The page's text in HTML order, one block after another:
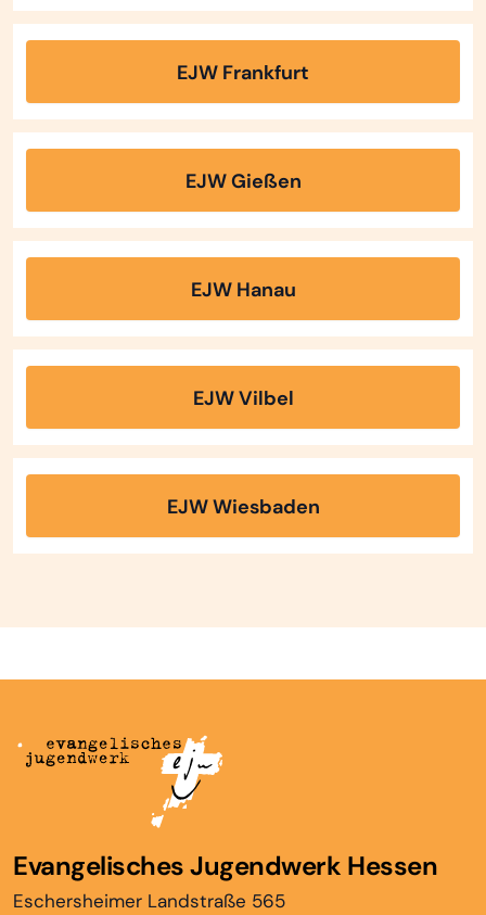
EJW Frankfurt
EJW Gießen
EJW Hanau
EJW Vilbel
EJW Wiesbaden
Evangelisches Jugendwerk Hessen
Eschersheimer Landstraße 565